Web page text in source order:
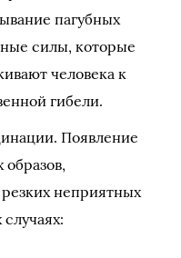
пагубных
силы, которые
человека к
гибели.
Появление
неприятных